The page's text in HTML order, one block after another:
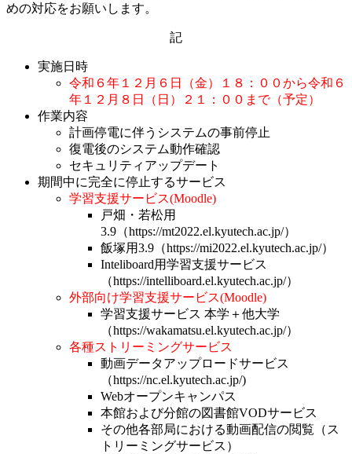
めの対応をお願いします。
記
実施日時
令和６年１２月６日（金）１８：００から令和６
年１２月８日（日）２１：００まで（予定）
作業内容
計画停電に伴うシステムの事前停止
復電後のシステム動作確認
セキュリティアップデート
期間中に完全に停止するサービス
学習支援サービス(Moodle)
戸畑・若松用
3.9（https://mt2022.el.kyutech.ac.jp/）
飯塚用3.9（https://mi2022.el.kyutech.ac.jp/）
Inteliboard用学習支援サービス
（https://intelliboard.el.kyutech.ac.jp/）
外部向け学習支援サービス(Moodle)
学習支援サービス 本学＋他大学
（https://wakamatsu.el.kyutech.ac.jp/）
各種ストリーミングサービス
動画データアップロードサービス
（https://nc.el.kyutech.ac.jp/)
Webオープンキャンパス
本館および分館の図書館VODサービス
その他各部局における動画配信の閲覧（ス
トリーミングサービス）